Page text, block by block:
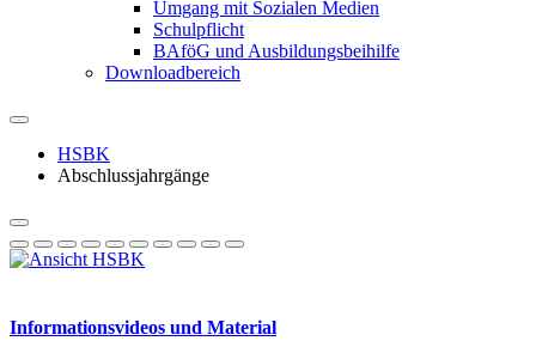
Umgang mit Sozialen Medien
Schulpflicht
BAföG und Ausbildungsbeihilfe
Downloadbereich
HSBK
Abschlussjahrgänge
Informationsvideos und Material